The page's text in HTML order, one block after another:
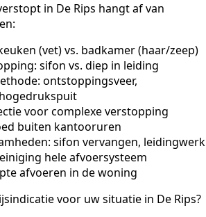
in De Rips hangt af van
(vet) vs. badkamer (haar/zeep)
sifon vs. diep in leiding
ontstoppingsveer,
voor complexe verstopping
buiten kantooruren
sifon vervangen, leidingwerk
hele afvoersysteem
afvoeren in de woning
voor uw situatie in De Rips?